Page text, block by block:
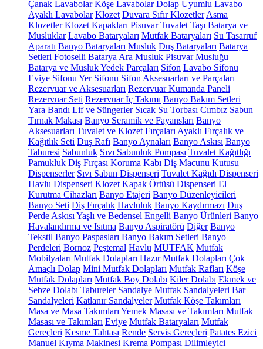
Çanak Lavabolar Köşe Lavabolar Dolap Uyumlu Lavabo
Ayaklı Lavabolar Klozet Duvara Sıfır Klozetler Asma
Klozetler Klozet Kapakları Pisuvar Tuvalet Taşı Batarya ve
Musluklar Lavabo Bataryaları Mutfak Bataryaları Su Tasarruf
Aparatı Banyo Bataryaları Musluk Duş Bataryaları Batarya
Setleri Fotoselli Batarya Ara Musluk Pisuvar Musluğu
Batarya ve Musluk Yedek Parçaları Sifon Lavabo Sifonu
Eviye Sifonu Yer Sifonu Sifon Aksesuarları ve Parçaları
Rezervuar ve Aksesuarları Rezervuar Kumanda Paneli
Rezervuar Seti Rezervuar İç Takımı Banyo Bakım Setleri
Yara Bandı Lif ve Süngerler Sıcak Su Torbası Cımbız Sabun
Tırnak Makası Banyo Seramik ve Fayansları Banyo
Aksesuarları Tuvalet ve Klozet Fırçaları Ayaklı Fırçalık ve
Kağıtlık Seti Duş Rafı Banyo Aynaları Banyo Askısı Banyo
Taburesi Sabunluk Sıvı Sabunluk Pompası Tuvalet Kağıtlığı
Pamukluk Diş Fırçası Koruma Kabı Diş Macunu Kutusu
Dispenserler Sıvı Sabun Dispenseri Tuvalet Kağıdı Dispenseri
Havlu Dispenseri Klozet Kapak Örtüsü Dispenseri El
Kurutma Cihazları Banyo Etajeri Banyo Düzenleyicileri
Banyo Seti Diş Fırçalık Havluluk Banyo Kaydırmazı Duş
Perde Askısı Yaşlı ve Bedensel Engelli Banyo Ürünleri Banyo
Havalandırma ve Isıtma Banyo Aspiratörü Diğer Banyo
Tekstil Banyo Paspasları Banyo Bakım Setleri Banyo
Perdeleri Bornoz Peştemal Havlu MUTFAK Mutfak
Mobilyaları Mutfak Dolapları Hazır Mutfak Dolapları Çok
Amaçlı Dolap Mini Mutfak Dolapları Mutfak Rafları Köşe
Mutfak Dolapları Mutfak Boy Dolabı Kiler Dolabı Ekmek ve
Sebze Dolabı Tabureler Sandalye Mutfak Sandalyeleri Bar
Sandalyeleri Katlanır Sandalyeler Mutfak Köşe Takımları
Masa ve Masa Takımları Yemek Masası ve Takımları Mutfak
Masası ve Takımları Eviye Mutfak Bataryaları Mutfak
Gereçleri Kesme Tahtası Rende Servis Gereçleri Patates Ezici
Manuel Kıyma Makinesi Krema Pompası Dilimleyici